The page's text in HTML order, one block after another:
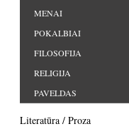
MENAI
POKALBIAI
FILOSOFIJA
RELIGIJA
PAVELDAS
Literatūra / Proza